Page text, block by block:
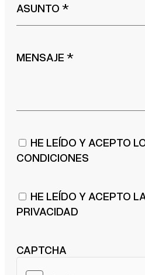
ASUNTO *
MENSAJE *
HE LEÍDO Y ACEPTO
CONDICIONES
HE LEÍDO Y ACEPTO
PRIVACIDAD
CAPTCHA